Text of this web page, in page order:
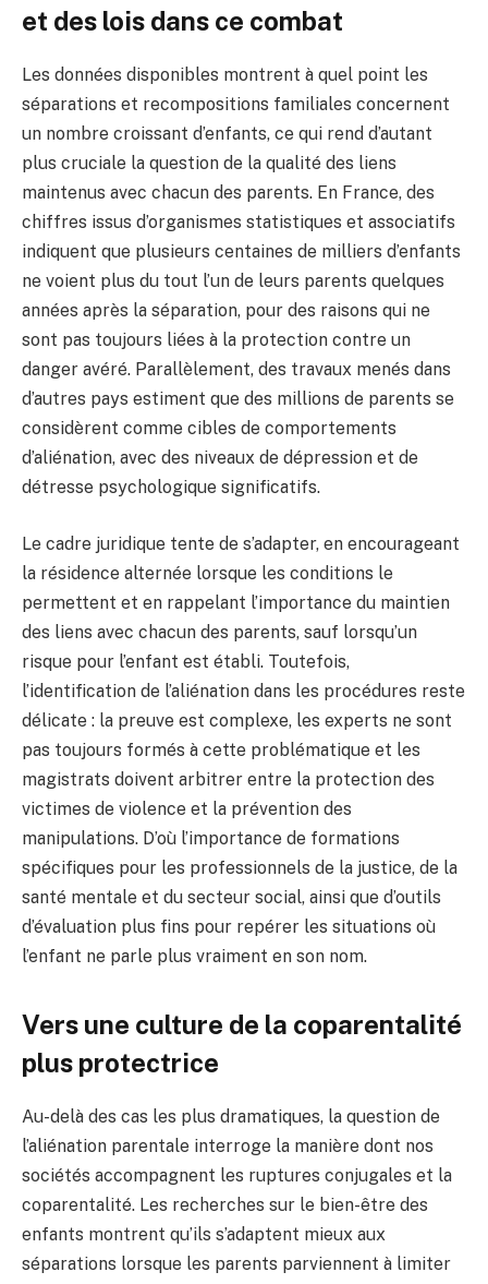
et des lois dans ce combat
Les données disponibles montrent à quel point les
séparations et recompositions familiales concernent
un nombre croissant d’enfants, ce qui rend d’autant
plus cruciale la question de la qualité des liens
maintenus avec chacun des parents. En France, des
chiffres issus d’organismes statistiques et associatifs
indiquent que plusieurs centaines de milliers d’enfants
ne voient plus du tout l’un de leurs parents quelques
années après la séparation, pour des raisons qui ne
sont pas toujours liées à la protection contre un
danger avéré. Parallèlement, des travaux menés dans
d’autres pays estiment que des millions de parents se
considèrent comme cibles de comportements
d’aliénation, avec des niveaux de dépression et de
détresse psychologique significatifs.
Le cadre juridique tente de s’adapter, en encourageant
la résidence alternée lorsque les conditions le
permettent et en rappelant l’importance du maintien
des liens avec chacun des parents, sauf lorsqu’un
risque pour l’enfant est établi. Toutefois,
l’identification de l’aliénation dans les procédures reste
délicate : la preuve est complexe, les experts ne sont
pas toujours formés à cette problématique et les
magistrats doivent arbitrer entre la protection des
victimes de violence et la prévention des
manipulations. D’où l’importance de formations
spécifiques pour les professionnels de la justice, de la
santé mentale et du secteur social, ainsi que d’outils
d’évaluation plus fins pour repérer les situations où
l’enfant ne parle plus vraiment en son nom.
Vers une culture de la coparentalité
plus protectrice
Au-delà des cas les plus dramatiques, la question de
l’aliénation parentale interroge la manière dont nos
sociétés accompagnent les ruptures conjugales et la
coparentalité. Les recherches sur le bien-être des
enfants montrent qu’ils s’adaptent mieux aux
séparations lorsque les parents parviennent à limiter